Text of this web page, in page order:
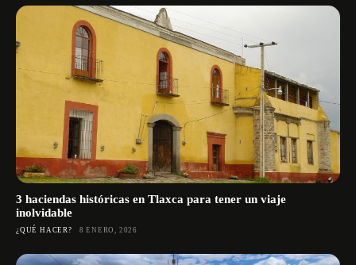
3 haciendas históricas en Tlaxca para tener un viaje
inolvidable
¿QUÉ HACER? 8 ENERO, 2026